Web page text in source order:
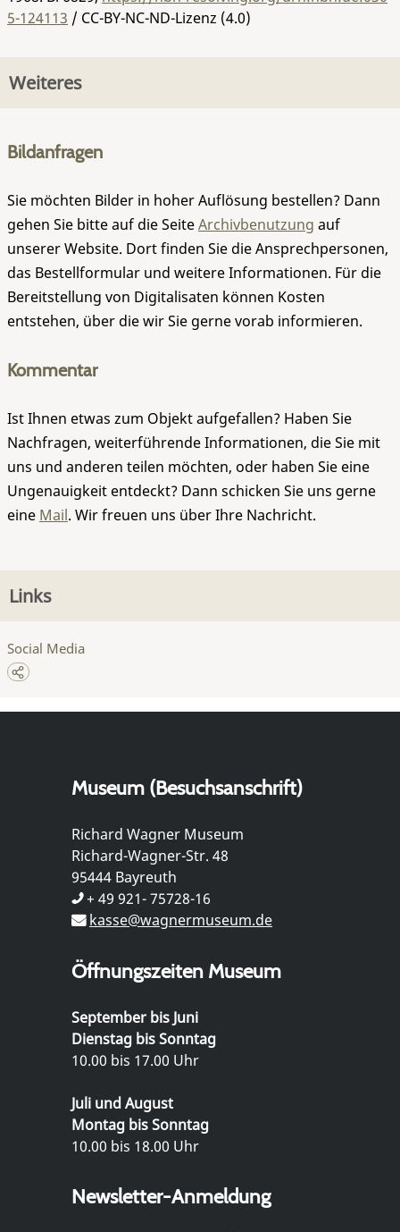
5-124113 / CC-BY-NC-ND-Lizenz (4.0)
Weiteres
Bildanfragen
Sie möchten Bilder in hoher Auflösung bestellen? Dann
gehen Sie bitte auf die SeiteArchivbenutzung auf
unserer Website. Dort finden Sie die Ansprechpersonen,
das Bestellformular und weitere Informationen. Für die
Bereitstellung von Digitalisaten können Kosten
entstehen, über die wir Sie gerne vorab informieren.
Kommentar
Ist Ihnen etwas zum Objekt aufgefallen? Haben Sie
Nachfragen, weiterführende Informationen, die Sie mit
uns und anderen teilen möchten, oder haben Sie eine
Ungenauigkeit entdeckt? Dann schicken Sie uns gerne
eine Mail. Wir freuen uns über Ihre Nachricht.
Links
Social Media
Museum (Besuchsanschrift)
Richard Wagner Museum
Richard-Wagner-Str. 48
95444 Bayreuth
+ 49 921- 75728-16
kasse@wagnermuseum.de
Öffnungszeiten Museum
September bis Juni
Dienstag bis Sonntag
10.00 bis 17.00 Uhr
Juli und August
Montag bis Sonntag
10.00 bis 18.00 Uhr
Newsletter-Anmeldung